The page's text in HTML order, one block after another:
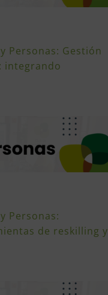
Personas: Gestión
integrando
Personas:
de reskilling y